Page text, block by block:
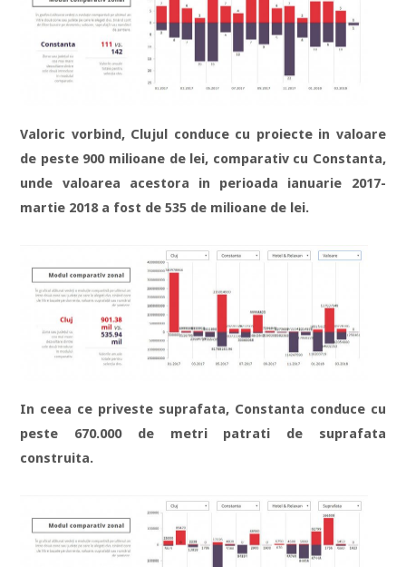
Valoric vorbind, Clujul conduce cu proiecte in valoare
de peste 900 milioane de lei, comparativ cu Constanta,
unde valoarea acestora in perioada ianuarie 2017-
martie 2018 a fost de 535 de milioane de lei.
In ceea ce priveste suprafata, Constanta conduce cu
peste 670.000 de metri patrati de suprafata
construita.